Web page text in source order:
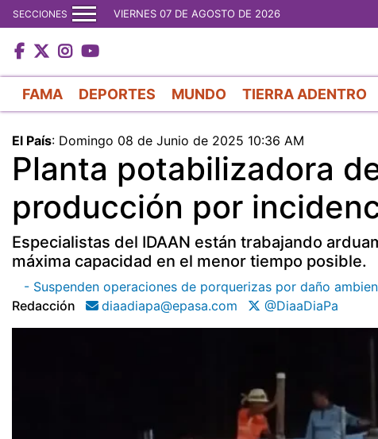
SECCIONES VIERNES 07 DE AGOSTO DE 2026
FAMA DEPORTES MUNDO TIERRA ADENTRO
El País: Domingo 08 de Junio de 2025 10:36 AM
Planta potabilizadora
producción por
Especialistas del IDAAN están trabajando
máxima capacidad en el menor tiempo posible.
- Suspenden operaciones de porquerizas por daño
Redacción
diaadiapa@epasa.com @DiaaDiaPa